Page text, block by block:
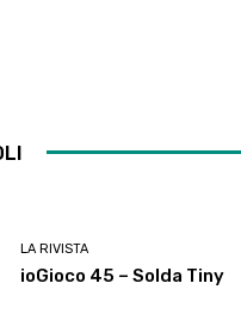
LA RIVISTA
ioGioco 45 – Solda Tiny